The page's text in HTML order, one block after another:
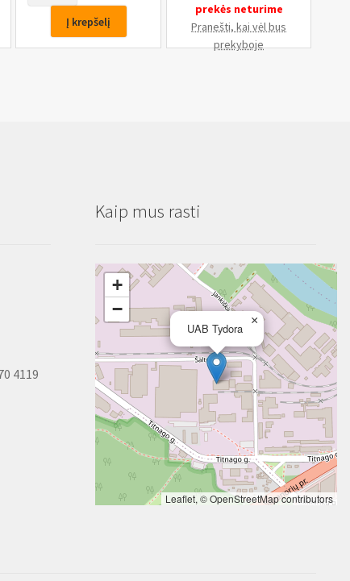
Silikono/fugos
išlyginimo
ir
Į krepšelį
prekės neturime
Pranešti, kai vėl bus
prekyboje
4119
Kaip mus rasti
UAB Tydora
×
+
−
Leaflet, ©OpenStreetMapcontributors